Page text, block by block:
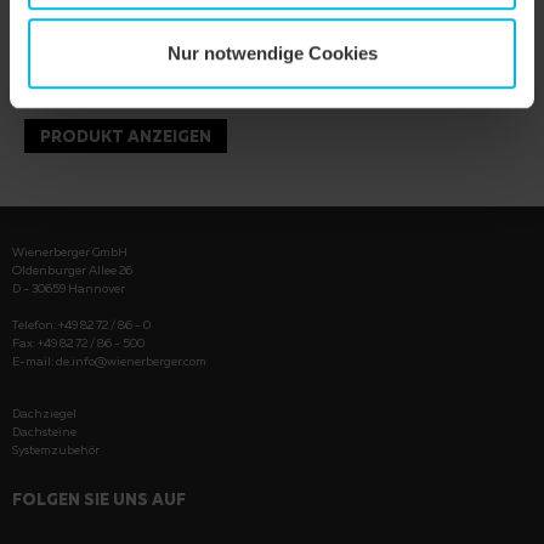
Nur notwendige Cookies
PRODUKT ANZEIGEN
Wienerberger GmbH
Oldenburger Allee 26
D - 30659 Hannover
Telefon: +49 82 72 / 86 - 0
Fax: +49 82 72 / 86 - 500
E-mail: de.info@wienerberger.com
Dachziegel
Dachsteine
Systemzubehör
FOLGEN SIE UNS AUF